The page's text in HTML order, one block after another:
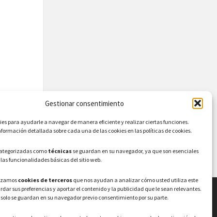
Gestionar consentimiento
para ayudarle a navegar de manera eficiente y realizar ciertas funciones.
detallada sobre cada una de las cookies en las políticas de cookies.
como técnicas se guardan en su navegador, ya que son esenciales
funcionalidades básicas del sitio web.
cookies de terceros que nos ayudan a analizar cómo usted utiliza este
sus preferencias y aportar el contenido y la publicidad que le sean relevantes.
solo se guardan en su navegador previo consentimiento por su parte.